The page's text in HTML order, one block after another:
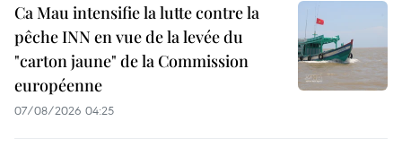
Ca Mau intensifie la lutte contre la
pêche INN en vue de la levée du
"carton jaune" de la Commission
européenne
07/08/2026 04:25